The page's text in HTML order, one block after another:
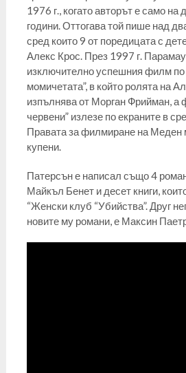
1976 г., когато авторът е само на
години. Оттогава той пише над
сред които 9 от поредицата с
Алекс Крос. През 1997 г.
изключително успешния филм
момичетата”, в който ролята на
изпълнява от Морган Фрийман, а
червени” излезе по екраните в
Правата за филмиране на Меден
купени.
Патерсън е написал също 4
Майкъл Бенет и десет книги,
“Женски клуб “Убийства”. Друг
новите му романи, е Максин